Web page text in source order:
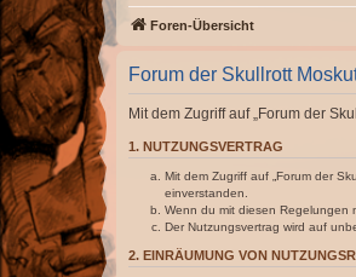
Foren-Übersicht
Forum der Skullrott
Mit dem Zugriff auf „Forum der
1. NUTZUNGSVERTRAG
Mit dem Zugriff auf „Forum der
einverstanden.
Wenn du mit diesen Regelungen
Der Nutzungsvertrag wird auf
2. EINRÄUMUNG VON